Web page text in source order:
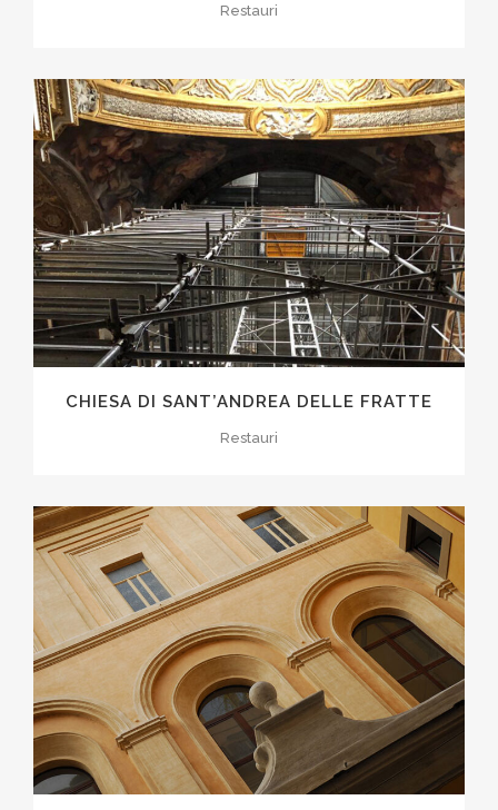
Restauri
CHIESA DI SANT’ANDREA DELLE FRATTE
Restauri